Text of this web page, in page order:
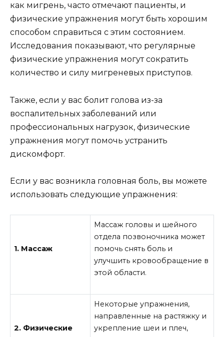
как мигрень, часто отмечают пациенты, и
физические упражнения могут быть хорошим
способом справиться с этим состоянием.
Исследования показывают, что регулярные
физические упражнения могут сократить
количество и силу мигреневых приступов.
Также, если у вас болит голова из-за
воспалительных заболеваний или
профессиональных нагрузок, физические
упражнения могут помочь устранить
дискомфорт.
Если у вас возникла головная боль, вы можете
использовать следующие упражнения:
1. Массаж
Массаж головы и шейного
отдела позвоночника может
помочь снять боль и
улучшить кровообращение в
этой области.
2. Физические
Некоторые упражнения,
направленные на растяжку и
укрепление шеи и плеч,